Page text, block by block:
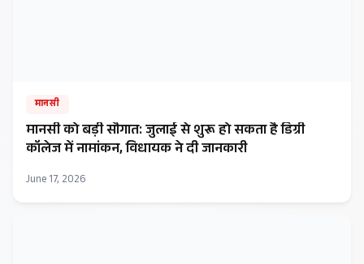
मानसी
मानसी को बड़ी सौगात: जुलाई से शुरू हो सकता है डिग्री
कॉलेज में नामांकन, विधायक ने दी जानकारी
June 17, 2026